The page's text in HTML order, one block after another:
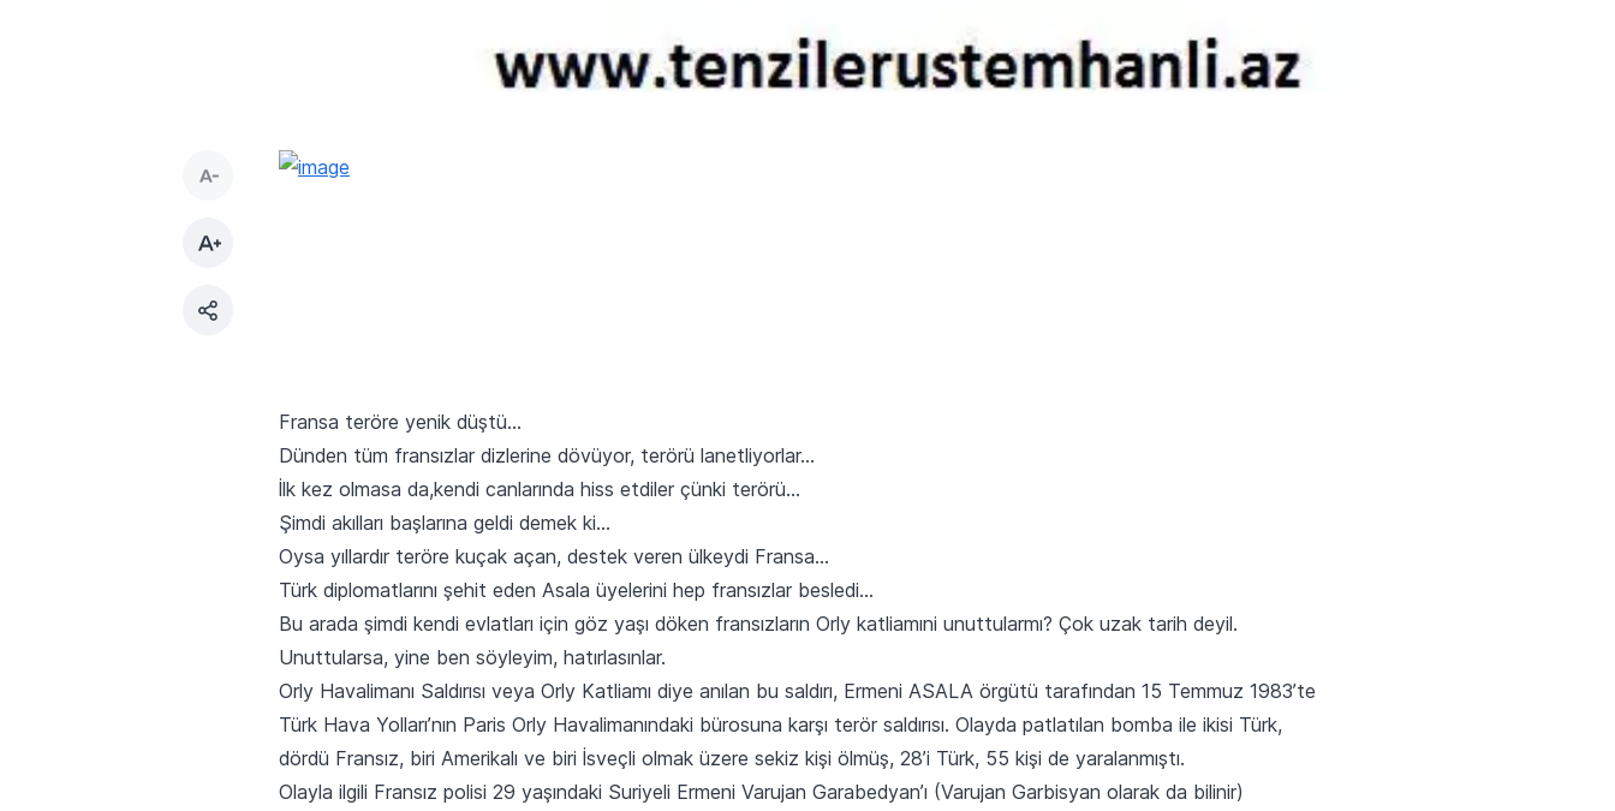
Fransa teröre yenik düştü…
Dünden tüm fransızlar dizlerine dövüyor, terörü lanetliyorlar…
İlk kez olmasa da,kendi canlarında hiss etdiler çünki terörü…
Şimdi akılları başlarına geldi demek ki…
Oysa yıllardır teröre kuçak açan, destek veren ülkeydi Fransa…
Türk diplomatlarını şehit eden Asala üyelerini hep fransızlar besledi…
Bu arada şimdi kendi evlatları için göz yaşı döken fransızların Orly katliamıni unuttularmı? Çok uzak tarih deyil.
Unuttularsa, yine ben söyleyim, hatırlasınlar.
Orly Havalimanı Saldırısı veya Orly Katliamı diye anılan bu saldırı, Ermeni ASALA örgütü tarafından 15 Temmuz 1983’te
Türk Hava Yolları’nın Paris Orly Havalimanındaki bürosuna karşı terör saldırısı. Olayda patlatılan bomba ile ikisi Türk,
dördü Fransız, biri Amerikalı ve biri İsveçli olmak üzere sekiz kişi ölmüş, 28’i Türk, 55 kişi de yaralanmıştı.
Olayla ilgili Fransız polisi 29 yaşındaki Suriyeli Ermeni Varujan Garabedyan’ı (Varujan Garbisyan olarak da bilinir)